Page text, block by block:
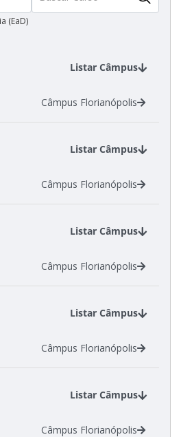
(EaD)
Listar Câmpus
Câmpus Florianópolis
Listar Câmpus
Câmpus Florianópolis
Listar Câmpus
Câmpus Florianópolis
Listar Câmpus
Câmpus Florianópolis
Listar Câmpus
Câmpus Florianópolis